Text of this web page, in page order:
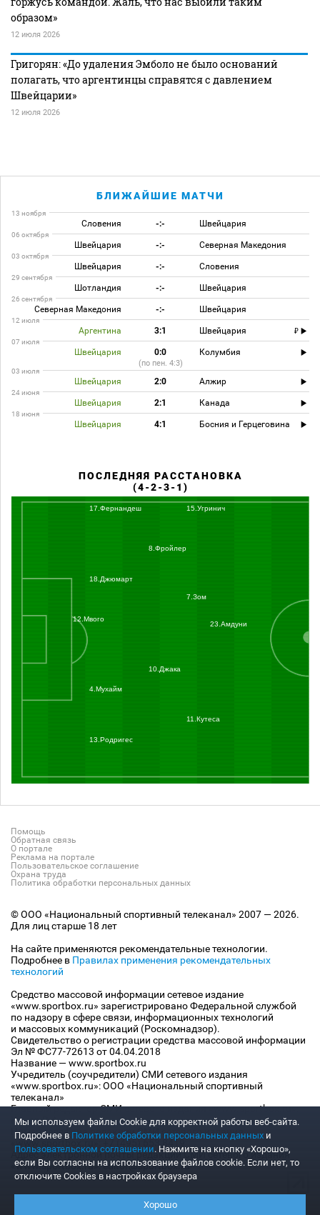
образом»
12 июля 2026
Григорян: «До удаления Эмболо не было оснований
полагать, что аргентинцы справятся с давлением
Швейцарии»
12 июля 2026
БЛИЖАЙШИЕ МАТЧИ
13 ноября
Словения -:- Швейцария
06 октября
Швейцария -:- Северная Македония
03 октября
Швейцария -:- Словения
29 сентября
Шотландия -:- Швейцария
26 сентября
Северная Македония -:- Швейцария
12 июля
Аргентина 3:1 Швейцария
07 июля
Швейцария 0:0 Колумбия
(по пен. 4:3)
03 июля
Швейцария 2:0 Алжир
24 июня
Швейцария 2:1 Канада
18 июня
Швейцария 4:1 Босния и Герцеговина
ПОСЛЕДНЯЯ РАССТАНОВКА
(4-2-3-1)
23.Амдуни
10.Джака
18.Джюмарт
7.Зом
11.Кутеса
12.Мвого
4.Мухайм
13.Родригес
15.Угринич
17.Фернандеш
8.Фройлер
Помощь
Обратная связь
О портале
Реклама на портале
Пользовательское соглашение
Охрана труда
Политика обработки персональных данных
© ООО «Национальный спортивный телеканал» 2007 — 2026.
Для лиц старше 18 лет
На сайте применяются рекомендательные технологии.
Подробнее в Правилах применения рекомендательных
технологий
Средство массовой информации сетевое издание
«www.sportbox.ru» зарегистрировано Федеральной службой
по надзору в сфере связи, информационных технологий
и массовых коммуникаций (Роскомнадзор).
Свидетельство о регистрации средства массовой информации
Эл № ФС77-72613 от 04.04.2018
Название — www.sportbox.ru
Учредитель (соучредители) СМИ сетевого издания
«www.sportbox.ru»: ООО «Национальный спортивный
телеканал»
Главный редактор СМИ сетевого издания «www.sportbox.ru»:
Конов В.А.
Номер телефона редакции СМИ сетевого издания
«www.sportbox.ru»: +7 (495) 653 8419
Адрес электронной почты редакции СМИ сетевого издания
«www.sportbox.ru»: editor@sportbox.ru
Мы используем файлы Сookie для корректной работы веб-сайта.
Подробнее в Политике обработки персональных данных и
Пользовательском соглашении. Нажмите на кнопку «Хорошо»,
если Вы согласны на использование файлов cookie. Если нет, то
отключите Cookies в настройках браузера
Хорошо